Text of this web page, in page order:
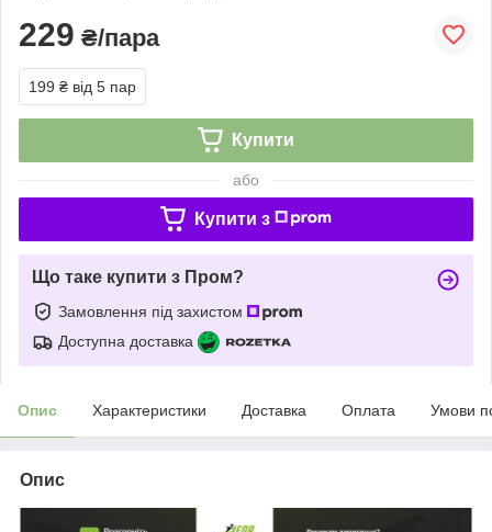
229 ₴/пара
199 ₴ від 5 пар
Купити
або
Купити з
Що таке купити з Пром?
Замовлення під захистом
Доступна доставка
Опис Характеристики Доставка Оплата Умови
Опис